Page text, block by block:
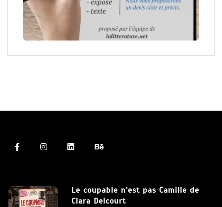
Le coupable n’est pas Camille de
Clara Delcourt